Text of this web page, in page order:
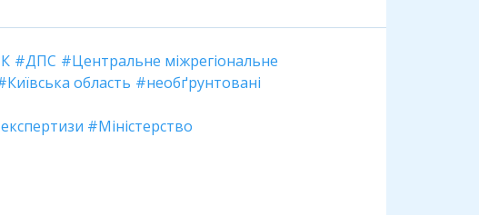
ДПС
Центральне міжрегіональне
Київська область
необґрунтовані
Міністерство